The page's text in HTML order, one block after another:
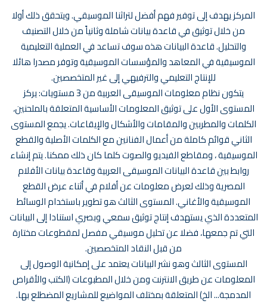
المركز يهدف إلى توفير فهم أفضل لتراثنا الموسيقي. ويتحقق ذلك أولا
من خلال توثيق في قاعدة بيانات شاملة وثانياً من خلال التصنيف
والتحليل. قاعدة البيانات هذه سوف تساعد في العملية التعليمية
الموسيقية في المعاهد والمؤسسات الموسيقية وتوفر مصدرا هائلا
للإنتاج التعليمي والترفيهي إلى غير المتخصصين.
يتكون نظام معلومات الموسيقى العربية من 3 مستويات: يركز
المستوى الأول على توثيق المعلومات الأساسية المتعلقة بالملحنين،
الكلمات والمطربين والمقامات والأشكال والإيقاعات. يجمع المستوى
الثاني قوائم كاملة من أعمال الفنانين مع الكلمات الأصلية والقطع
الموسيقية ، ومقاطع الفيديو والصوت كلما كان ذلك ممكنا. يتم إنشاء
روابط بين قاعدة البيانات الموسيقى العربية وقاعدة بيانات الأفلام
المصرية وذلك لعرض معلومات عن أفلام في أثناء عرض القطع
الموسيقية والأغاني. المستوى الثالث هو تطوير باستخدام الوسائط
المتعددة الذي يستهدف إنتاج توثيق سمعي وبصري استنادا إلى البيانات
التي تم جمعها، فضلا عن تحليل موسيقي مفصل لمقطوعات مختارة
من قبل النقاد المتخصصين.
المستوى الثالث وهو نشر البيانات يعتمد على إمكانية الوصول إلى
المعلومات عن طريق الانترنت ومن خلال المطبوعات (الكتب والأقراص
المدمجة... الخ) المتعلقة بمختلف المواضيع للمشاريع المضطلع بها.